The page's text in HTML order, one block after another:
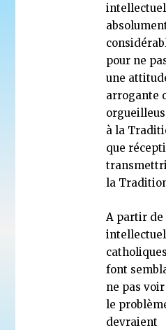
pour ne
une
arrogante
à la
que
la
A partir de
font
ne pas
le
devraient